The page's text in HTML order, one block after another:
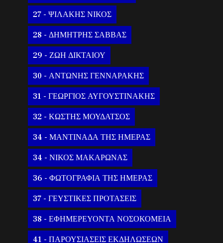
27 - ΨΙΛΑΚΗΣ ΝΙΚΟΣ
28 - ΔΗΜΗΤΡΗΣ ΣΑΒΒΑΣ
29 - ΖΩΗ ΔΙΚΤΑΙΟΥ
30 - ΑΝΤΩΝΗΣ ΓΕΝΝΑΡΑΚΗΣ
31 - ΓΕΩΡΓΙΟΣ ΑΥΓΟΥΣΤΙΝΑΚΗΣ
32 - ΚΩΣΤΗΣ ΜΟΥΔΑΤΣΟΣ
34 - ΜΑΝΤΙΝΑΔΑ ΤΗΣ ΗΜΕΡΑΣ
34 - ΝΙΚΟΣ ΜΑΚΑΡΩΝΑΣ
36 - ΦΩΤΟΓΡΑΦΙΑ ΤΗΣ ΗΜΕΡΑΣ
37 - ΓΕΥΣΤΙΚΕΣ ΠΡΟΤΑΣΕΙΣ
38 - ΕΦΗΜΕΡΕΥΟΝΤΑ ΝΟΣΟΚΟΜΕΙΑ
41 - ΠΑΡΟΥΣΙΑΣΕΙΣ ΕΚΔΗΛΩΣΕΩΝ